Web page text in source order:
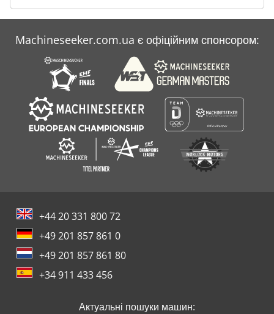
Machineseeker.com.ua є офіційним спонсором:
+44 20 331 800 72
+49 201 857 861 0
+49 201 857 861 80
+34 911 433 456
Актуальні пошуки машин: